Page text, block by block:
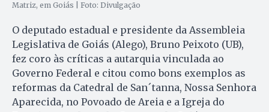
Matriz, em Goiás | Foto: Divulgação
O deputado estadual e presidente da Assembleia
Legislativa de Goiás (Alego), Bruno Peixoto (UB),
fez coro às críticas a autarquia vinculada ao
Governo Federal e citou como bons exemplos as
reformas da Catedral de San´tanna, Nossa Senhora
Aparecida, no Povoado de Areia e a Igreja do